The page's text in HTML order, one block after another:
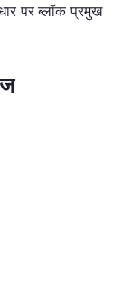
पर ब्लॉक प्रमुख